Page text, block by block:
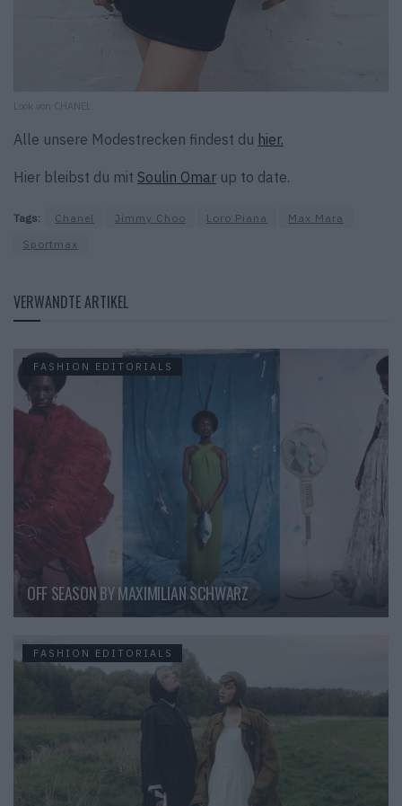
Look von CHANEL.
Alle unsere Modestrecken findest du hier.
Hier bleibst du mit Soulin Omar up to date.
Tags: Chanel Jimmy Choo Loro Piana
Max Mara
Sportmax
VERWANDTE ARTIKEL
FASHION EDITORIALS
OFF SEASON BY MAXIMILIAN SCHWARZ
FASHION EDITORIALS